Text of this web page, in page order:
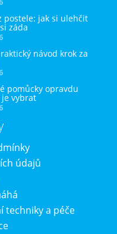
postele: jak si ulehčit
záda
návod krok za
pomůcky opravdu
vybrat
údajů
techniky a péče